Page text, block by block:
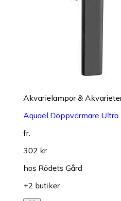
Akvarielampor &
Aquael Doppvärmare
fr.
302 kr
hos Rödets Gård
+2 butiker